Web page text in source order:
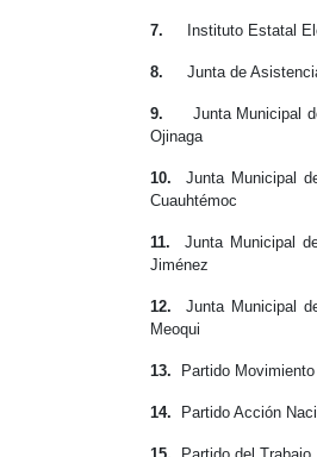
7. Instituto Estatal
8. Junta de
9. Junta Municipal
Ojinaga
10. Junta Municipal
Cuauhtémoc
11. Junta Municipal
Jiménez
12. Junta Municipal
Meoqui
13. Partido
14. Partido Acción